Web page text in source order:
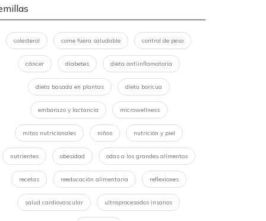
colesterol come fuera saludable control de peso
cáncer diabetes dieta antiinflamatoria
dieta basada en plantas dieta boricua
embarazo y lactancia microwellness
mitos nutricionales niños nutrición y piel
nutrientes obesidad odas a los grandes alimentos
recetas reeducación alimentaria reflexiones
salud cardiovascular ultraprocesados insanos